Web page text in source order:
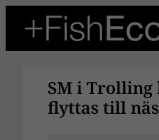
innehåll
SM i
flyttas till